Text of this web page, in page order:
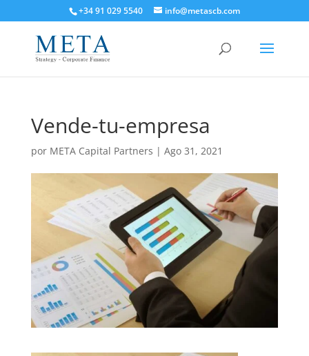
+34 91 029 5540 info@metascb.com
Vende-tu-empresa
por META Capital Partners | Ago 31, 2021